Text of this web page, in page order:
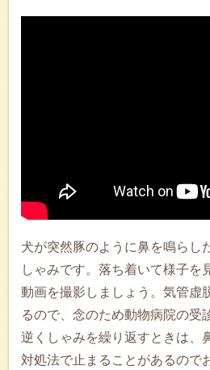
犬が突然豚のように鼻を鳴らし
しゃみです。落ち着いて様子を
動画を撮影しましょう。気管虚
るので、念のため動物病院の受
逆くしゃみを繰り返すときは、
対処法で止まることがあるので